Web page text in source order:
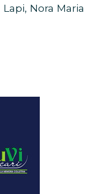
Nora Maria